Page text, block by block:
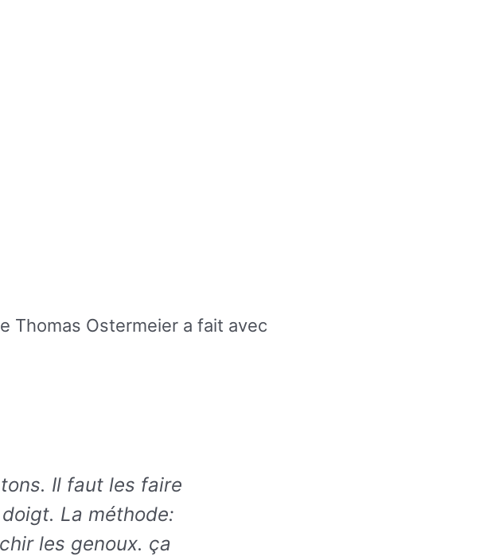
Thomas Ostermeier a fait avec
Il faut les faire
La méthode:
les genoux. ça